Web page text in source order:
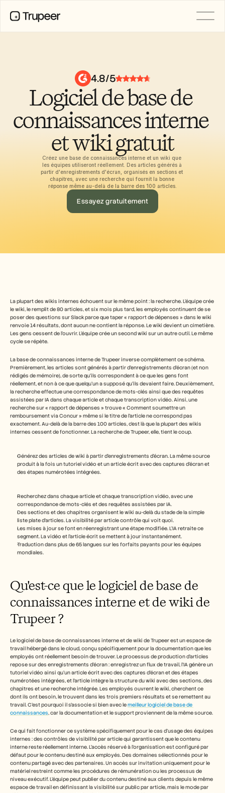
4.8/5
Logiciel de base de
connaissances interne
et wiki gratuit
Créez une base de connaissances interne et un wiki que
les équipes utiliseront réellement. Des articles générés à
partir d'enregistrements d'écran, organisés en sections et
chapitres, avec une recherche qui fournit la bonne
réponse même au-delà de la barre des 100 articles.
Essayez gratuitement
La plupart des wikis internes échouent sur le même point : la recherche. L'équipe crée
le wiki, le remplit de 80 articles, et six mois plus tard, les employés continuent de se
poser des questions sur Slack parce que taper « rapport de dépenses » dans le wiki
renvoie 14 résultats, dont aucun ne contient la réponse. Le wiki devient un cimetière.
Les gens cessent de l'ouvrir. L'équipe crée un second wiki sur un autre outil. Le même
cycle se répète.
La base de connaissances interne de Trupeer inverse complètement ce schéma.
Premièrement, les articles sont générés à partir d'enregistrements d'écran (et non
rédigés de mémoire), de sorte qu'ils correspondent à ce que les gens font
réellement, et non à ce que quelqu'un a supposé qu'ils devaient faire. Deuxièmement,
la recherche effectue une correspondance de mots-clés ainsi que des requêtes
assistées par IA dans chaque article et chaque transcription vidéo. Ainsi, une
recherche sur « rapport de dépenses » trouve « Comment soumettre un
remboursement via Concur » même si le titre de l'article ne correspond pas
exactement. Au-delà de la barre des 100 articles, c'est là que la plupart des wikis
internes cessent de fonctionner. La recherche de Trupeer, elle, tient le coup.
Générez des articles de wiki à partir d'enregistrements d'écran. La même source
produit à la fois un tutoriel vidéo et un article écrit avec des captures d'écran et
des étapes numérotées intégrées.
Recherchez dans chaque article et chaque transcription vidéo, avec une
correspondance de mots-clés et des requêtes assistées par IA.
Des sections et des chapitres organisent le wiki au-delà du stade de la simple
liste plate d'articles. La visibilité par article contrôle qui voit quoi.
Les mises à jour se font en réenregistrant une étape modifiée. L'IA retraite ce
segment. La vidéo et l'article écrit se mettent à jour instantanément.
Traduction dans plus de 65 langues sur les forfaits payants pour les équipes
mondiales.
Qu'est-ce que le logiciel de base de
connaissances interne et de wiki de
Trupeer ?
Le logiciel de base de connaissances interne et de wiki de Trupeer est un espace de
travail hébergé dans le cloud, conçu spécifiquement pour la documentation que les
employés ont réellement besoin de trouver. Le processus de production d'articles
repose sur des enregistrements d'écran : enregistrez un flux de travail, l'IA génère un
tutoriel vidéo ainsi qu'un article écrit avec des captures d'écran et des étapes
numérotées intégrées, et l'article intègre la structure du wiki avec des sections, des
chapitres et une recherche intégrée. Les employés ouvrent le wiki, cherchent ce
dont ils ont besoin, le trouvent dans les trois premiers résultats et se remettent au
travail. C'est pourquoi il s'associe si bien avec le meilleur logiciel de base de
connaissances, car la documentation et le support proviennent de la même source.
Ce qui fait fonctionner ce système spécifiquement pour le cas d'usage des équipes
internes : des contrôles de visibilité par article qui garantissent que le contenu
interne reste réellement interne. L'accès réservé à l'organisation est configuré par
défaut pour le contenu destiné aux employés. Des domaines sélectionnés pour le
contenu partagé avec des partenaires. Un accès sur invitation uniquement pour le
matériel restreint comme les procédures de rémunération ou les processus de
niveau exécutif. L'équipe peut publier du contenu destiné aux clients depuis le même
espace de travail en définissant la visibilité sur public par article, mais le mode par
Témoignages clients
Centre d'aide
Tarifs
Carrières
Base de connaissances
Kits de marque
Pages partagées
Enregistrement d’écran par IA
RESSOURCES
Champions du changement en IA
Centre de confiance
Demandes de fonctionnalités
Modèles de documents
Partner Program
Marketing produit
Succès client
Formation
See more
Commencer l'essai gratuit